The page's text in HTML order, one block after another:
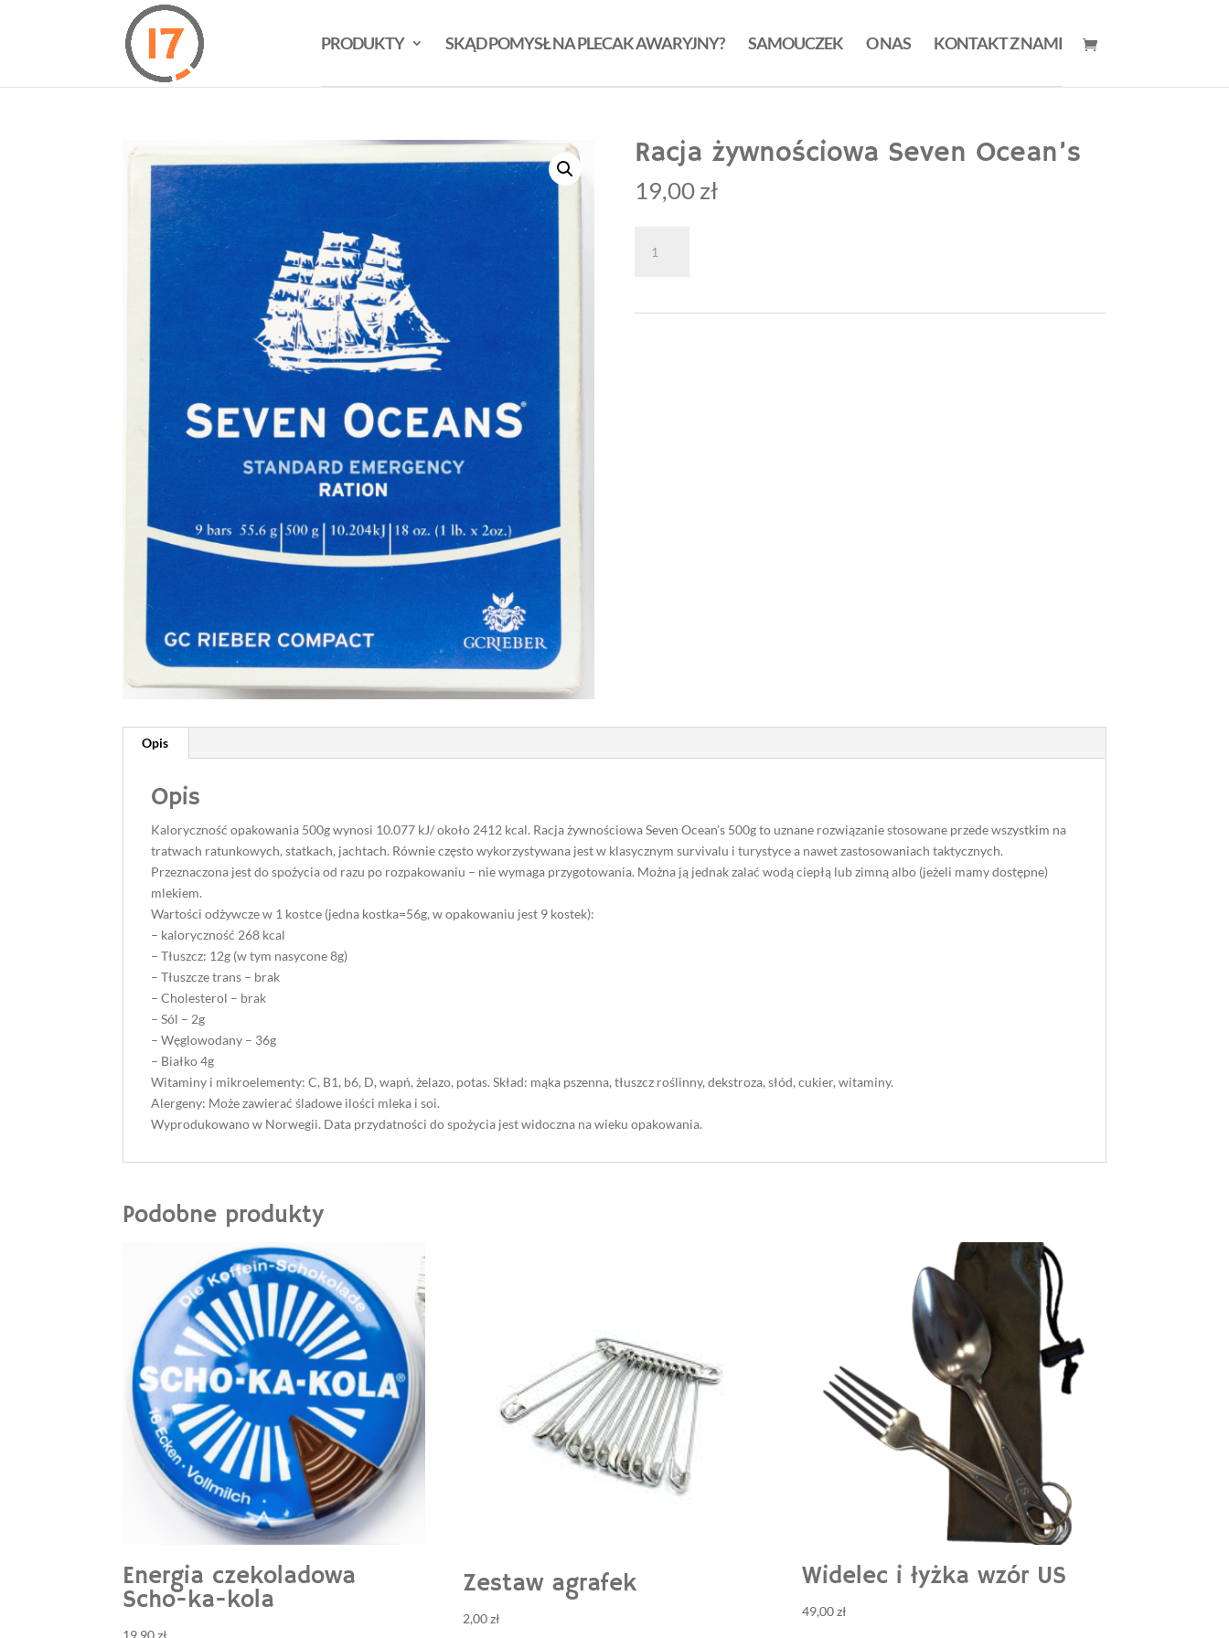
PRODUKTY SKĄD POMYSŁ NA PLECAK AWARYJNY? SAMOUCZEK O NAS KONTAKT Z NAMI
Racja żywnościowa Seven Ocean’s
19,00zł
Racja
Opis
Opis
Kaloryczność opakowania 500g wynosi 10.077 kJ/ około 2412 kcal. Racja żywnościowa Seven Ocean’s 500g to uznane rozwiązanie stosowane przede wszystkim na
tratwach ratunkowych, statkach, jachtach. Równie często wykorzystywana jest w klasycznym survivalu i turystyce a nawet zastosowaniach taktycznych.
Przeznaczona jest do spożycia od razu po rozpakowaniu – nie wymaga przygotowania. Można ją jednak zalać wodą ciepłą lub zimną albo (jeżeli mamy dostępne)
mlekiem.
Wartości odżywcze w 1 kostce (jedna kostka=56g, w opakowaniu jest 9 kostek):
– kaloryczność 268 kcal
– Tłuszcz: 12g (w tym nasycone 8g)
– Tłuszcze trans – brak
– Cholesterol – brak
– Sól – 2g
– Węglowodany – 36g
– Białko 4g
Witaminy i mikroelementy: C, B1, b6, D, wapń, żelazo, potas. Skład: mąka pszenna, tłuszcz roślinny, dekstroza, słód, cukier, witaminy.
Alergeny: Może zawierać śladowe ilości mleka i soi.
Wyprodukowano w Norwegii. Data przydatności do spożycia jest widoczna na wieku opakowania.
Podobne produkty
Energia czekoladowa
Scho-ka-kola
19,90zł
Zestaw agrafek
2,00zł
Widelec i łyżka wzór US
49,00zł